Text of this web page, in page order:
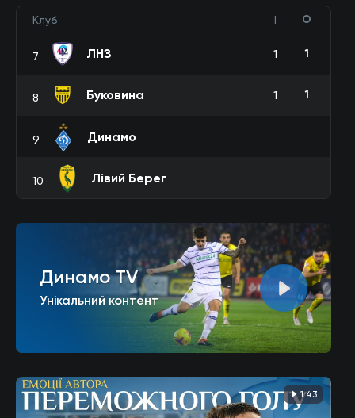
Клуб І О
7 ЛНЗ 1 1
8 Буковина 1 1
9 Динамо
10 Лівий Берег
Динамо TV
Унікальний контент
1:43